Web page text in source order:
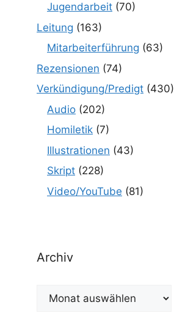
Jugendarbeit (70)
Leitung (163)
Mitarbeiterführung (63)
Rezensionen (74)
Verkündigung/Predigt (430)
Audio (202)
Homiletik (7)
Illustrationen (43)
Skript (228)
Video/YouTube (81)
Archiv
Archiv